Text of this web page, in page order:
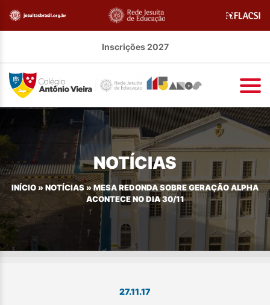
Inscrições 2027
NOTÍCIAS
INÍCIO » NOTÍCIAS »MESA REDONDA SOBRE GERAÇÃO ALPHA
ACONTECE NO DIA 30/11
27.11.17